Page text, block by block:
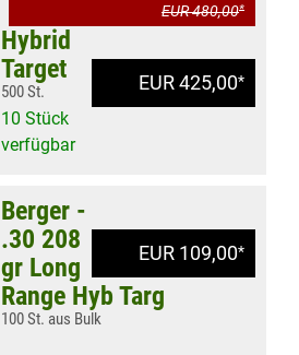
EUR 480,00*
EUR 425,00*
Hybrid
Target
500 St.
10 Stück
verfügbar
EUR 109,00*
Berger -
.30 208
gr Long
Range Hyb Targ
100 St. aus Bulk